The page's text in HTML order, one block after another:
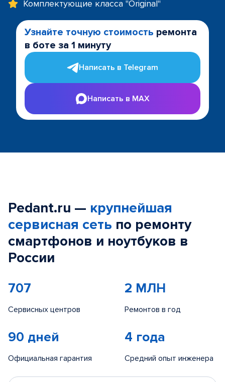
Комплектующие класса "Original"
Узнайте точную стоимость ремонта
в боте за 1 минуту
Написать в Telegram
Написать в MAX
Pedant.ru — крупнейшая
сервисная сеть по ремонту
смартфонов и ноутбуков в
России
707
Сервисных центров
2 МЛН
Ремонтов в год
90 дней
Официальная гарантия
4 года
Средний опыт инженера